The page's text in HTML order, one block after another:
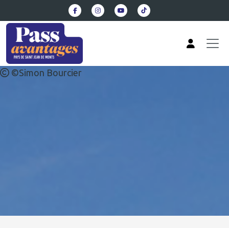
Aller au contenu principal
©Simon Bourcier